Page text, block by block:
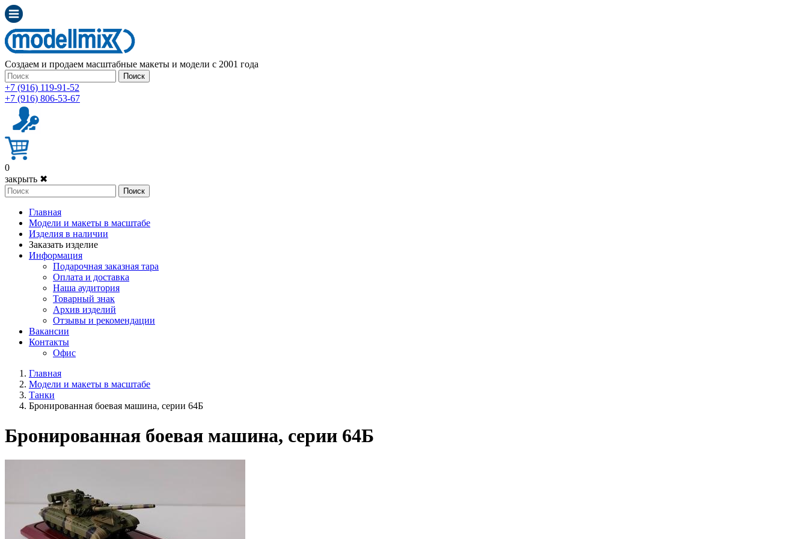
Создаем и продаем масштабные макеты и модели с 2001 года
Поиск
+7 (916) 119-91-52
+7 (916) 806-53-67
0
закрыть ✖
Поиск
Главная
Модели и макеты в масштабе
Изделия в наличии
Заказать изделие
Информация
Подарочная заказная тара
Оплата и доставка
Наша аудитория
Товарный знак
Архив изделий
Отзывы и рекомендации
Вакансии
Контакты
Офис
Главная
Модели и макеты в масштабе
Танки
Бронированная боевая машина, серии 64Б
Бронированная боевая машина, серии 64Б